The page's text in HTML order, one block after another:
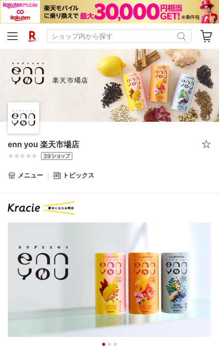
enn you 楽天市場店
メニュー トピックス